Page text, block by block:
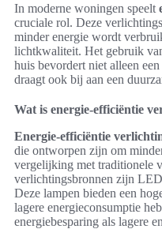
In moderne woningen speelt
cruciale rol. Deze
minder energie wordt
lichtkwaliteit. Het gebruik
huis bevordert niet alleen
draagt ook bij aan een
Wat is energie-efficiëntie
Energie-efficiëntie
die ontworpen zijn om
vergelijking met traditionele
verlichtingsbronnen zijn
Deze lampen bieden een
lagere energieconsumptie
energiebesparing als lagere